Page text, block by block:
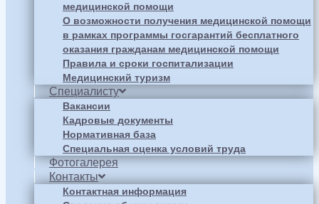
медицинской помощи
О возможности получения медицинской помощи
в рамках программы госгарантий бесплатного
оказания гражданам медицинской помощи
Правила и сроки госпитализации
Медицинский туризм
Специалисту
Вакансии
Кадровые документы
Нормативная база
Специальная оценка условий труда
Фотогалерея
Контакты
Контактная информация